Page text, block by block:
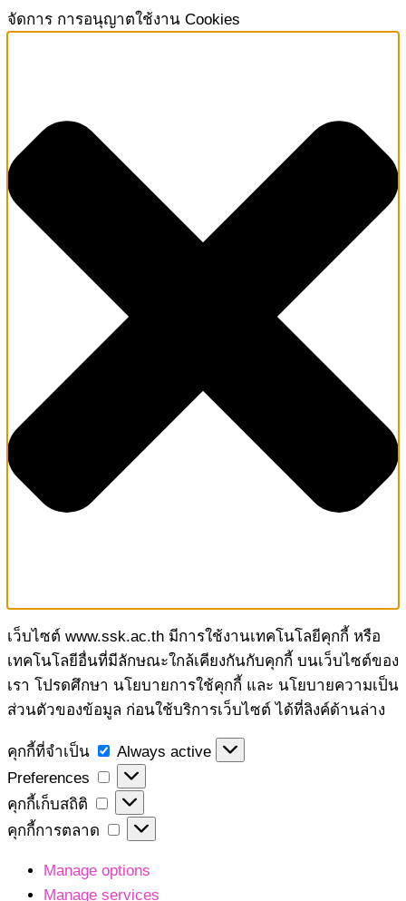
จัดการ การอนุญาตใช้งาน Cookies
เว็บไซต์ www.ssk.ac.th มีการใช้งานเทคโนโลยีคุกกี้ หรือ
เทคโนโลยีอื่นที่มีลักษณะใกล้เคียงกันกับคุกกี้ บนเว็บไซต์ของ
เรา โปรดศึกษา นโยบายการใช้คุกกี้ และ นโยบายความเป็น
ส่วนตัวของข้อมูล ก่อนใช้บริการเว็บไซต์ ได้ที่ลิงค์ด้านล่าง
คุกกี้ที่จำเป็น
คุกกี้
ที่
จำเป็น
Always active
Preferences
Preferences
คุกกี้เก็บสถิติ
คุกกี้
เก็บ
คุกกี้การตลาด
คุกกี้
ตลาด
Manage options
Manage services